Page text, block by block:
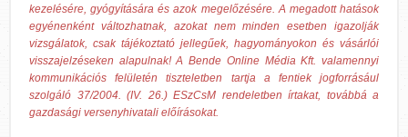
kezelésére, gyógyítására és azok megelőzésére. A megadott hatások
egyénenként változhatnak, azokat nem minden esetben igazolják
vizsgálatok, csak tájékoztató jellegűek, hagyományokon és vásárlói
visszajelzéseken alapulnak! A Bende Online Média Kft. valamennyi
kommunikációs felületén tiszteletben tartja a fentiek jogforrásául
szolgáló 37/2004. (IV. 26.) ESzCsM rendeletben írtakat, továbbá a
gazdasági versenyhivatali előírásokat.